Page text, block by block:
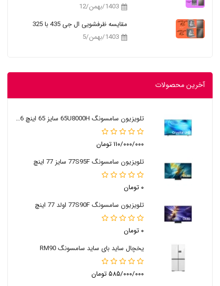
1403/بهمن/12
مقایسه ظرفشویی ال جی 435 با 325
1403/بهمن/5
آخرین محصولات
تلویزیون سامسونگ 65U8000H سایز 65 اینچ 2026
۱۱۰/۰۰۰/۰۰۰ تومان
تلویزیون سامسونگ 77S95F سایز 77 اینچ
۰ تومان
تلویزیون سامسونگ 77S90F اولد 77 اینچ
۰ تومان
یخچال ساید بای ساید سامسونگ RM90
۵۸۵/۰۰۰/۰۰۰ تومان